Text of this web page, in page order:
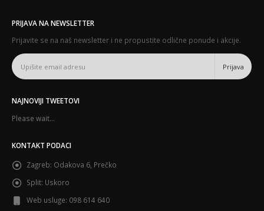
PRIJAVA NA NEWSLETTER
Prijavite se na naš newsletter i ne propustite odlične ponude i akcije.
NAJNOVIJI TWEETOVI
Please wait...
KONTAKT PODACI
Zagreb: Odakova 6, Prečko
Split: Uskoro
Web usluge: 098 614 640